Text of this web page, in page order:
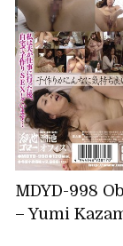
MDYD-998
– Yumi